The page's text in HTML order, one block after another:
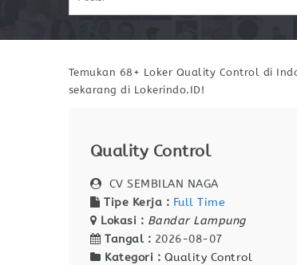
Temukan 68+ Loker Quality Control di
sekarang di Lokerindo.ID!
Quality Control
CV SEMBILAN NAGA
Tipe Kerja : Full Time
Lokasi : Bandar Lampung
Tangal : 2026-08-07
Kategori : Quality Control